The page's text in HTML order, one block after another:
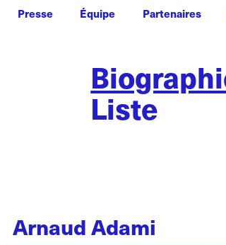
Presse Équipe Partenaires
Liste
Arnaud Adami